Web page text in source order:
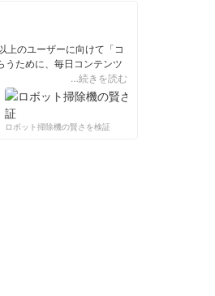
上のユーザーに向けて「コ
うために、毎日コンテンツ
…続きを読む
ロボット掃除機の賢さを検証